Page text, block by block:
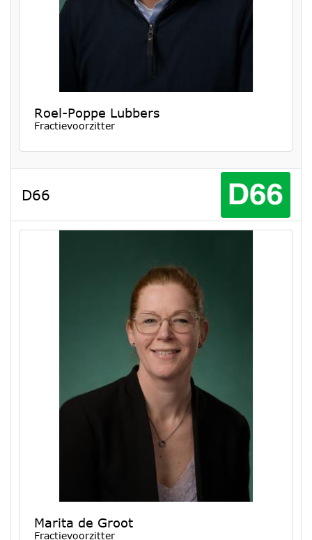
Roel-Poppe Lubbers
Fractievoorzitter
D66
Marita de Groot
Fractievoorzitter